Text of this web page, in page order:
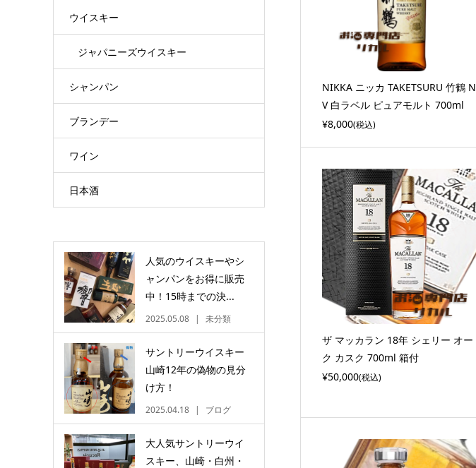
NIKKA ニッカ TAKETSURU 竹鶴 N
V 白ラベル ピュアモルト 700ml
¥8,000(税込)
ザ マッカラン 18年 シェリー オー
ク カスク 700ml 箱付
¥50,000(税込)
ウイスキー
ジャパニーズウイスキー
シャンパン
ブランデー
ワイン
日本酒
人気のウイスキーやシ
ャンパンをお得に販売
中！15時までの決...
2025.05.08 未分類
サントリーウイスキー
山崎12年の偽物の見分
け方！
2025.04.18 ブログ
大人気サントリーウイ
スキー、山崎・白州・